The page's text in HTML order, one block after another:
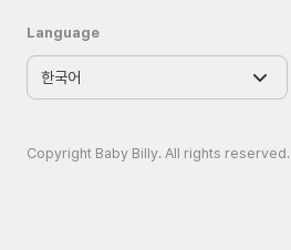
Language
Copyright Baby Billy. All rights reserved.